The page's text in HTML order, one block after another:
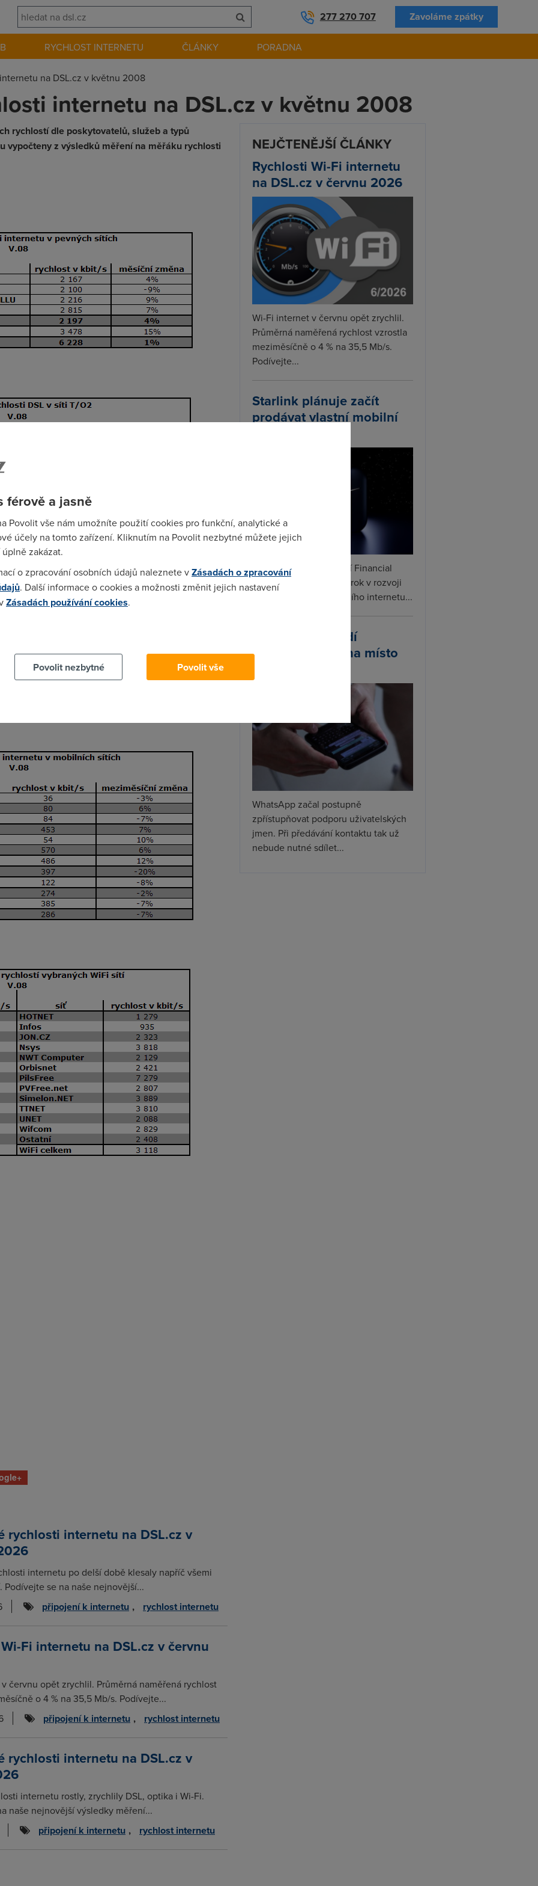
277 270 707 Zavoláme zpátky
RYCHLOST INTERNETU ČLÁNKY PORADNA
na DSL.cz v květnu 2008
internetu na DSL.cz v květnu 2008
rychlostí dle poskytovatelů, služeb a typů
vypočteny z výsledků měření na měřáku rychlosti
rychlosti internetu na DSL.cz v
internetu po delší době klesaly napříč všemi
se na naše nejnovější...
připojení k internetu , rychlost internetu
Fi internetu na DSL.cz v červnu
červnu opět zrychlil. Průměrná naměřená rychlost
o 4 % na 35,5 Mb/s. Podívejte...
připojení k internetu , rychlost internetu
rychlosti internetu na DSL.cz v
internetu rostly, zrychlily DSL, optika i Wi-Fi.
naše nejnovější výsledky měření...
připojení k internetu , rychlost internetu
NEJČTENĚJŠÍ ČLÁNKY
Rychlosti Wi-Fi internetu
na DSL.cz v červnu 2026
Wi-Fi internet v červnu opět zrychlil.
Průměrná naměřená rychlost vzrostla
meziměsíčně o 4 % na 35,5 Mb/s.
Podívejte...
Starlink plánuje začít
prodávat vlastní mobilní
SpaceX podle informací Financial
Times připravuje další krok v rozvoji
Starlinku. Vedle satelitního internetu...
WhatsApp zavádí
uživatelská jména místo
WhatsApp začal postupně
zpřístupňovat podporu uživatelských
jmen. Při předávání kontaktu tak už
nebude nutné sdílet...
férově a jasně
Povolit vše nám umožníte použití cookies pro funkční, analytické a
účely na tomto zařízení. Kliknutím na Povolit nezbytné můžete jejich
zakázat.
o zpracování osobních údajů naleznete vZásadách o zpracování
. Další informace o cookies a možnosti změnit jejich nastavení
Zásadách používání cookies.
Povolit nezbytné Povolit vše